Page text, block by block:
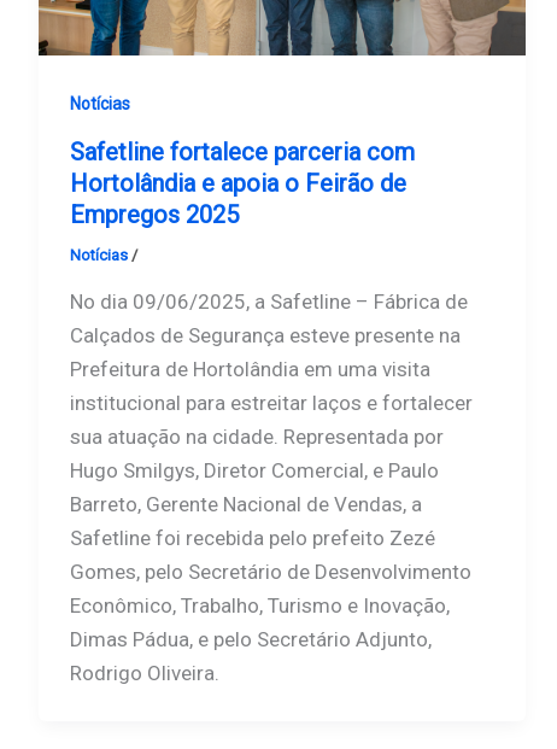
Notícias
Safetline fortalece parceria com
Hortolândia e apoia o Feirão de
Empregos 2025
Notícias/
No dia 09/06/2025, a Safetline – Fábrica de
Calçados de Segurança esteve presente na
Prefeitura de Hortolândia em uma visita
institucional para estreitar laços e fortalecer
sua atuação na cidade. Representada por
Hugo Smilgys, Diretor Comercial, e Paulo
Barreto, Gerente Nacional de Vendas, a
Safetline foi recebida pelo prefeito Zezé
Gomes, pelo Secretário de Desenvolvimento
Econômico, Trabalho, Turismo e Inovação,
Dimas Pádua, e pelo Secretário Adjunto,
Rodrigo Oliveira.